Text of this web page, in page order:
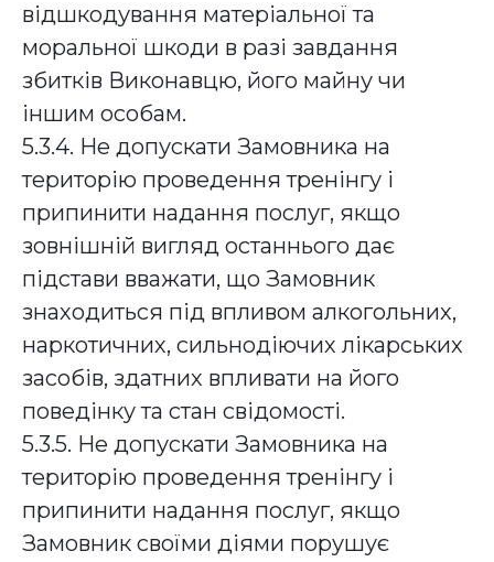
відшкодування матеріальної та
моральної шкоди в разі завдання
збитків Виконавцю, його майну чи
іншим особам.
5.3.4. Не допускати Замовника на
територію проведення тренінгу і
припинити надання послуг, якщо
зовнішній вигляд останнього дає
підстави вважати, що Замовник
знаходиться під впливом алкогольних,
наркотичних, сильнодіючих лікарських
засобів, здатних впливати на його
поведінку та стан свідомості.
5.3.5. Не допускати Замовника на
територію проведення тренінгу і
припинити надання послуг, якщо
Замовник своїми діями порушує